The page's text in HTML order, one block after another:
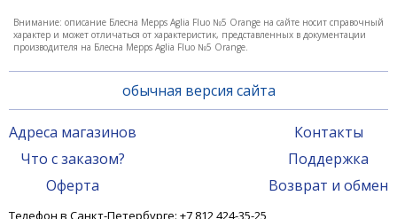
390 ₽
Внимание: описание Блесна Mepps Aglia Fluo №5 Orange на сайте носит справочный
характер и может отличаться от характеристик, представленных в документации
производителя на Блесна Mepps Aglia Fluo №5 Orange.
обычная версия сайта
Адреса магазинов
Что с заказом?
Оферта
Контакты
Поддержка
Возврат и обмен
Телефон в Санкт-Петербурге: +7 812 424-35-25